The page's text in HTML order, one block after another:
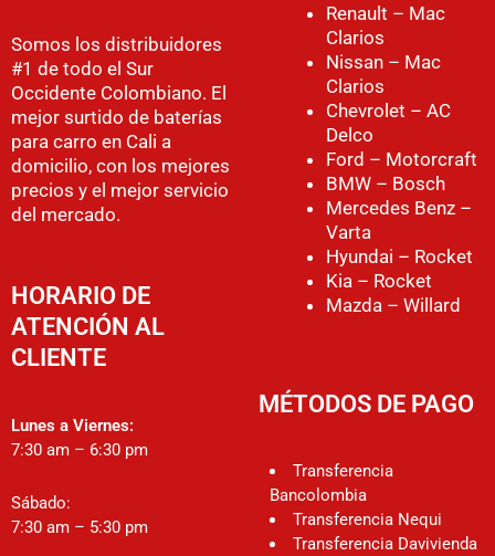
Somos los distribuidores
#1 de todo el Sur
Occidente Colombiano. El
mejor surtido de baterías
para carro en Cali a
domicilio, con los mejores
precios y el mejor servicio
del mercado.
HORARIO DE
ATENCIÓN AL
CLIENTE
Lunes a Viernes:
7:30 am – 6:30 pm
Sábado:
7:30 am – 5:30 pm
Renault – Mac
Clarios
Nissan – Mac
Clarios
Chevrolet – AC
Delco
Ford – Motorcraft
BMW – Bosch
Mercedes Benz –
Varta
Hyundai – Rocket
Kia – Rocket
Mazda – Willard
MÉTODOS DE PAGO
Transferencia
Bancolombia
Transferencia Nequi
Transferencia Davivienda